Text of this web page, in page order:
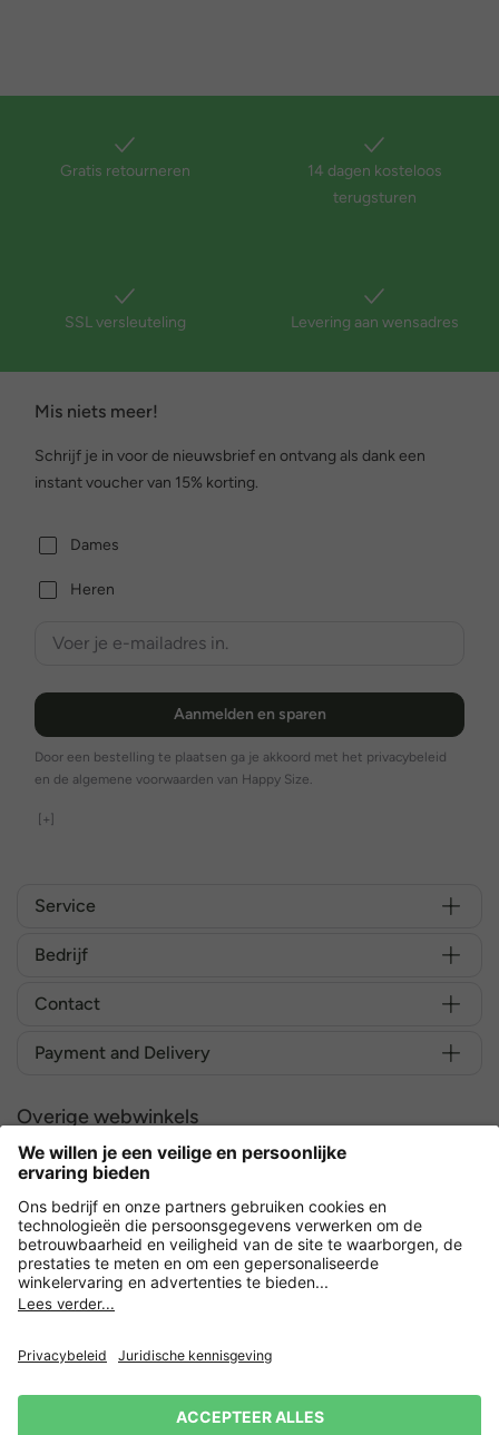
Gratis retourneren
14 dagen kosteloos
terugsturen
SSL versleuteling Levering aan wensadres
Mis niets meer!
Schrijf je in voor de nieuwsbrief en ontvang als dank een
instant voucher van 15% korting.
Dames
Heren
Aanmelden en sparen
Door een bestelling te plaatsen ga je akkoord met het privacybeleid
en de algemene voorwaarden van Happy Size.
[+]
Service
Bedrijf
Contact
Payment and Delivery
Overige webwinkels
Nederland
Versleuteling met
Verkoopvoorwaarden
Herroeping indienen